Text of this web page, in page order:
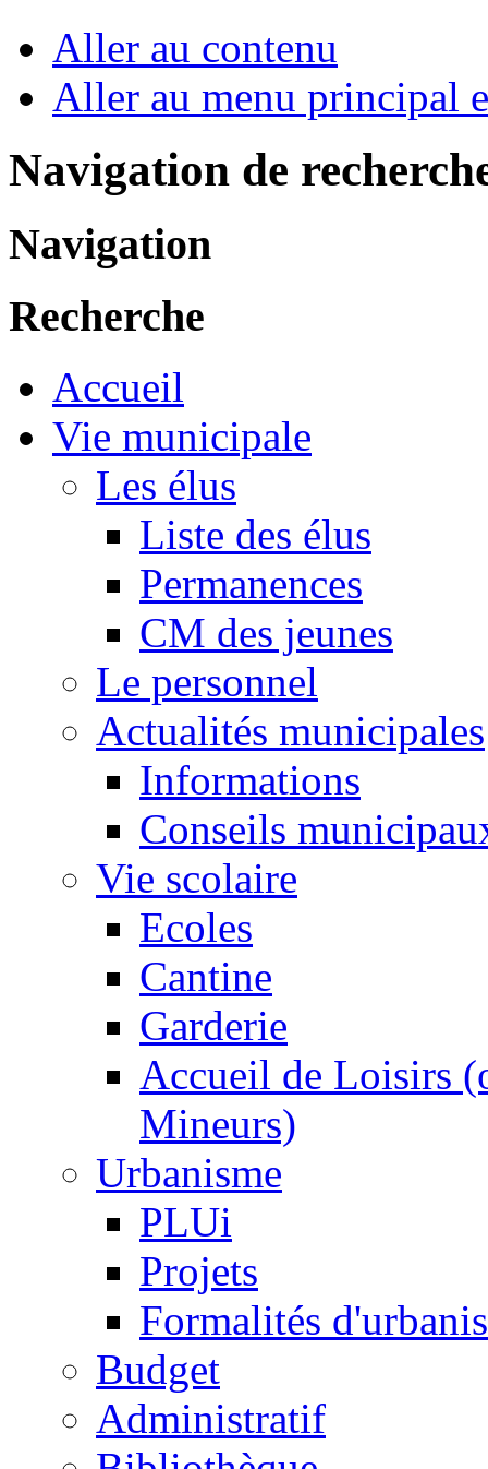
Aller au contenu
Aller au menu principal
Navigation de
Navigation
Recherche
Accueil
Vie municipale
Les élus
Liste des élus
Permanences
CM des jeunes
Le personnel
Actualités municipales
Informations
Conseils
Vie scolaire
Ecoles
Cantine
Garderie
Accueil de Loisirs
Mineurs)
Urbanisme
PLUi
Projets
Formalités
Budget
Administratif